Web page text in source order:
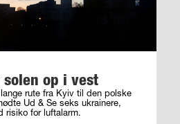
op i vest
rute fra Kyiv til den polske
Ud & Se seks ukrainere,
risiko for luftalarm.